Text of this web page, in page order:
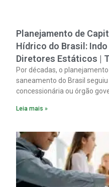
Planejamento de
Hídrico do Brasil:
Diretores Estáticos |
Por décadas, o
saneamento do Brasil
concessionária ou órgão
Leia mais »